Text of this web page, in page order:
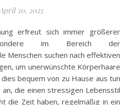
April 30, 2025
im Bereich der
Menschen suchen nach effektiven
um unerwünschte Körperhaare
bequem von zu Hause aus tun
die einen stressigen Lebensstil
die Zeit haben, regelmäßig in ein